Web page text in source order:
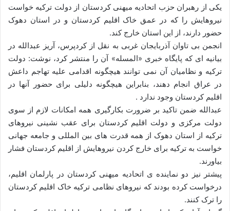
ا
ل
ا
ی
م
یکی از رهبران حزب اتحادیه میهنی کردستان از دولت ترکیه خواست
نیروهایش را که در عمق خاک اقلیم کردستان و در استان دهوک
حضور دارند، از این استان خارج کند.
انجمن بی تاوان آذربایجان غربی به نقل از کردپرس، آریز عبدالله در
بیانیه ای که پایگاه خبری «المسله» آن را منتشر کرد، نوشت: دولت
ترکیه و نظامیان آن نمی توانند هیچگونه اقدامی علیه تهاجم داعش
در عراق انجام دهند، بنابراین هیچگونه دلیلی برای حضور آنها در
اقلیم کردستان وجود ندارد .
عبدالله ضمن تاکید بر ضرورت بکارگیری همه امکانات لازم از سوی
دولت مرکزی و دولت اقلیم کردستان برای عقب نشینی نیروهای
ترکیه از استان دهوک از همه قدرت های بین المللی و جامعه جهانی
خواست به ترکیه برای خارج کردن نیروهایش از اقلیم کردستان فشار
بیاورند.
پیشتر نیز دو نماینده ی اتحادیه میهنی کردستان در پارلمان اقلیم،
درخواست کرده بودند که نیروهای نظامی ترکیه خاک اقلیم کردستان
را ترک کنند.